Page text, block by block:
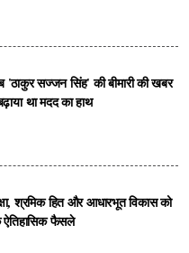
'ठाकुर सज्जन सिंह' की बीमारी की खबर
था मदद का हाथ
श्रमिक हित और आधारभूत विकास को
ऐतिहासिक फैसले